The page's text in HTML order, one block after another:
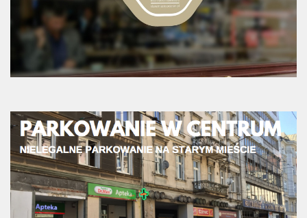
Projekty
Inicjatywy osiedlowe
Kodeks Dobrych Praktyk
Miejsca parkingowe
Plany zagospodarowania
Problemy Szyperska – Piaskowa – Garbary
Nowy projekt organizacji ruchu – Szyperska – Piaskowa
Strefa Tempo 30
Strefa Tempo 30 – Opinia Rady Osiedla